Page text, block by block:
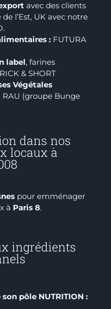
avec des clients
l’Est, UK avec notre
: FUTURA
label, farines
& SHORT
Végétales
RAU (groupe Bunge
dans nos
locaux à
pour emménager
à Paris 8.
ingrédients
pôle NUTRITION :